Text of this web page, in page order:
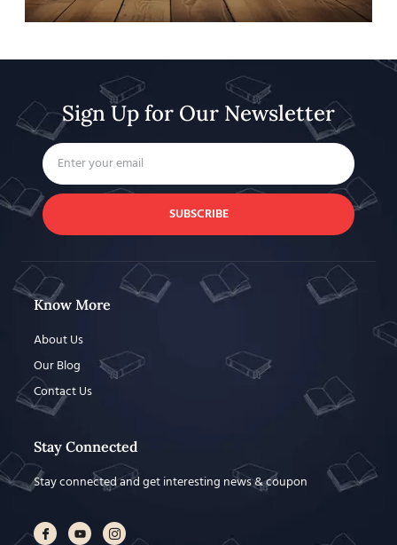
Sign Up for Our Newsletter
SUBSCRIBE
Know More
About Us
Our Blog
Contact Us
Stay Connected
Stay connected and get interesting news & coupon